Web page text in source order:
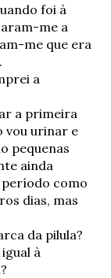
foi à
me a
me que era
a
a primeira
vou urinar e
pequenas
ainda
período como
dias, mas
da pilula?
à